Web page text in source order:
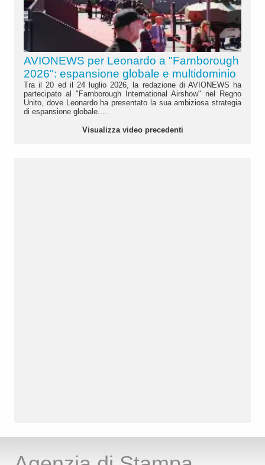
AVIONEWS per Leonardo a "Farnborough
2026": espansione globale e multidominio
Tra il 20 ed il 24 luglio 2026, la redazione di AVIONEWS ha
partecipato al "Farnborough International Airshow" nel Regno
Unito, dove Leonardo ha presentato la sua ambiziosa strategia
di espansione globale....
Visualizza video precedenti